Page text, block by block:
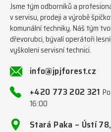
Jsme tým odborníků a
v servisu, prodeji a výrobě
komunální techniky. Náš tým
dřevorubci, bývalí operátoři
vyškolení servisní technici.
info@jpjforest.cz
+420 773 202 321
16:00
Stará Paka – Ústí